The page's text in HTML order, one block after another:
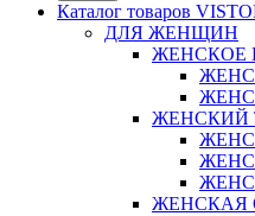
Каталог товаров
ДЛЯ ЖЕНЩИН
ЖЕНСКОЕ
ЖЕНСКИЙ
ЖЕНСКАЯ